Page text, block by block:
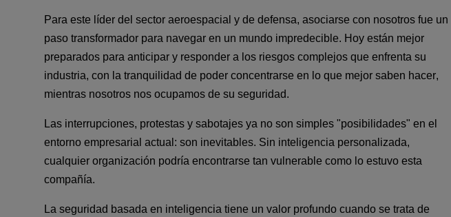
Para este líder del sector aeroespacial y de defensa, asociarse con nosotros fue un
paso transformador para navegar en un mundo impredecible. Hoy están mejor
preparados para anticipar y responder a los riesgos complejos que enfrenta su
industria, con la tranquilidad de poder concentrarse en lo que mejor saben hacer,
mientras nosotros nos ocupamos de su seguridad.
Las interrupciones, protestas y sabotajes ya no son simples "posibilidades" en el
entorno empresarial actual: son inevitables. Sin inteligencia personalizada,
cualquier organización podría encontrarse tan vulnerable como lo estuvo esta
compañía.
La seguridad basada en inteligencia tiene un valor profundo cuando se trata de